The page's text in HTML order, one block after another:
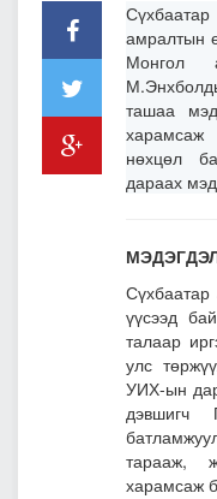
амралтын
Монгол
ташаа
харамсаж
нөхцөл
дараах
үүсээд
талаар
улс
УИХ-ын
дэвшигч
тарааж,
харамсаж